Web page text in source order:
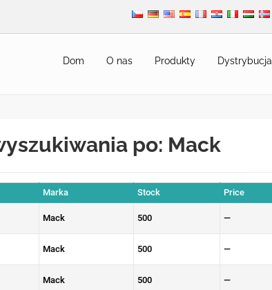
Dom O nas Produkty Dystrybucja
po: Mack
Marka Stock Price
Mack 500 —
Mack 500 —
Mack 500 —